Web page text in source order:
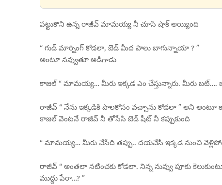
పట్టుకొని ఉన్న రాజీవ్ మామయ్య నీ చూసి షాక్ అయ్యింది
“ గుడ్ మార్నింగ్ కోడలా, బెడ్ మీద పాలు బాగున్నాయా ? ”
అంటూ నవ్వుతూ అడిగాడు
కాజల్ “ మామయ్య… మీరు ఇక్కడ ఎం చేస్తున్నారు. మీరు బట్….
రాజీవ్ “ నేను ఇక్కడికి పాలకోసం వచ్చాను కోడలా ” అని అంటూ
కాజల్ వెంటనే రాజీవ్ నీ తోసేసి బెడ్ షీట్ నీ కప్పుకుంది
“ మామయ్య… మీరు చేసేది తప్పు.. దయచేసి ఇక్కడ నుంచి
రాజీవ్ “ అంతలా నటించకు కోడలా. నిన్న నువ్వు పూకు
ముద్దు పేరా…? ”